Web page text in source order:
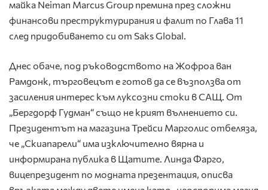
майка Neiman Marcus Group премина през сложни
финансови преструктурирания и фалит по Глава 11
след придобиването си от Saks Global.
Днес обаче, под ръководството на Жофроа ван
Рамдонк, търговецът е готов да се възползва от
засиления интерес към луксозни стоки в САЩ. От
„Бергдорф Гудман“ също не крият вълнението си.
Президентът на магазина Трейси Марголис отбеляза,
че „Скиапарели“ има изключително вярна и
информирана публика в Щатите. Линда Фарго,
вицепрезидент по модната презентация, описва